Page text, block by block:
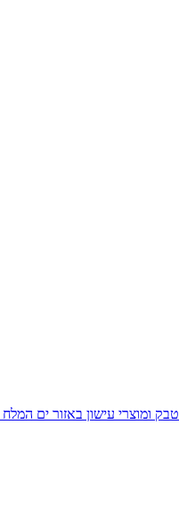
טבק ומוצרי עישון באזור ים המלח